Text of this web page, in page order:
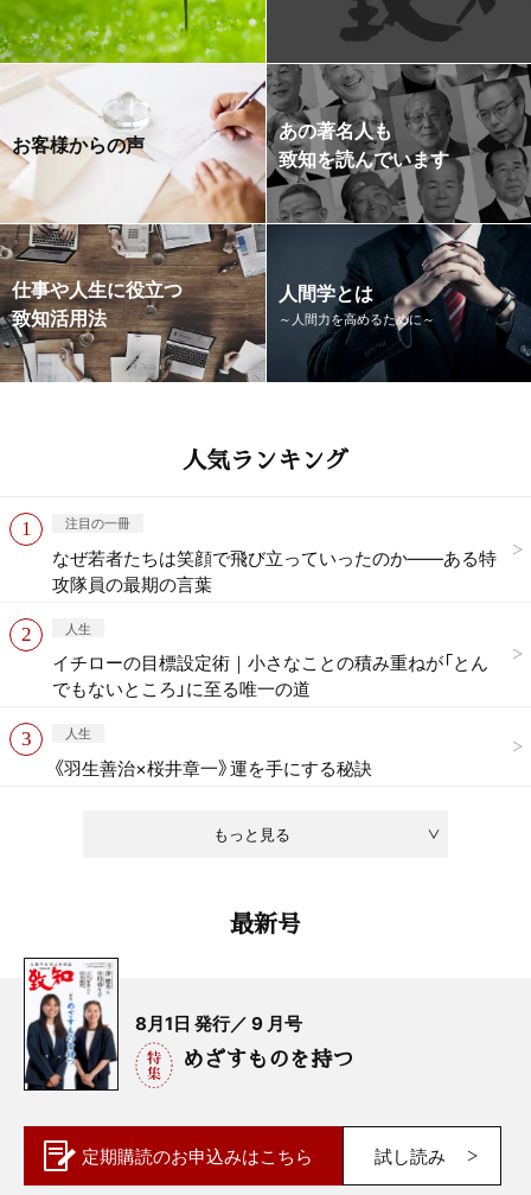
お客様からの声
あの著名人も
致知を読んでいます
仕事や人生に役立つ
致知活用法
人間学とは
～人間力を高めるために～
人気ランキング
もっと見る
注目の一冊
なぜ若者たちは笑顔で飛び立っていったのか——ある特
攻隊員の最期の言葉
人生
イチローの目標設定術｜小さなことの積み重ねが「とん
でもないところ」に至る唯一の道
人生
《羽生善治×桜井章一》運を手にする秘訣
最新号
8月1日 発行／ 9 月号
めざすものを持つ
定期購読のお申込みはこちら 試し読み